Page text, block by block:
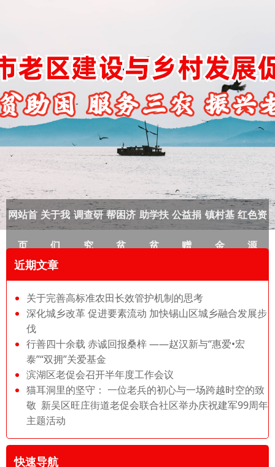
网站首
页
关于我
们
调查研
究
帮困济
贫
助学扶
贫
公益捐
赠
镇村基
金
红色资
源
近期文章
关于完善高标准农田长效管护机制的思考
深化城乡改革 促进要素流动 加快锡山区城乡融合发展步
伐
行善四十余载 赤诚回报桑梓 ——赵汉新与“惠爱•宏
泰”“双拥”关爱基金
滨湖区老促会召开半年度工作会议
猫耳洞里的坚守： 一位老兵的初心与一场跨越时空的致
敬 新吴区旺庄街道老促会联合社区举办庆祝建军99周年
主题活动
快速导航